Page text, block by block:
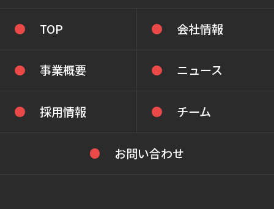
TOP 会社情報
事業概要 ニュース
採用情報 チーム
お問い合わせ